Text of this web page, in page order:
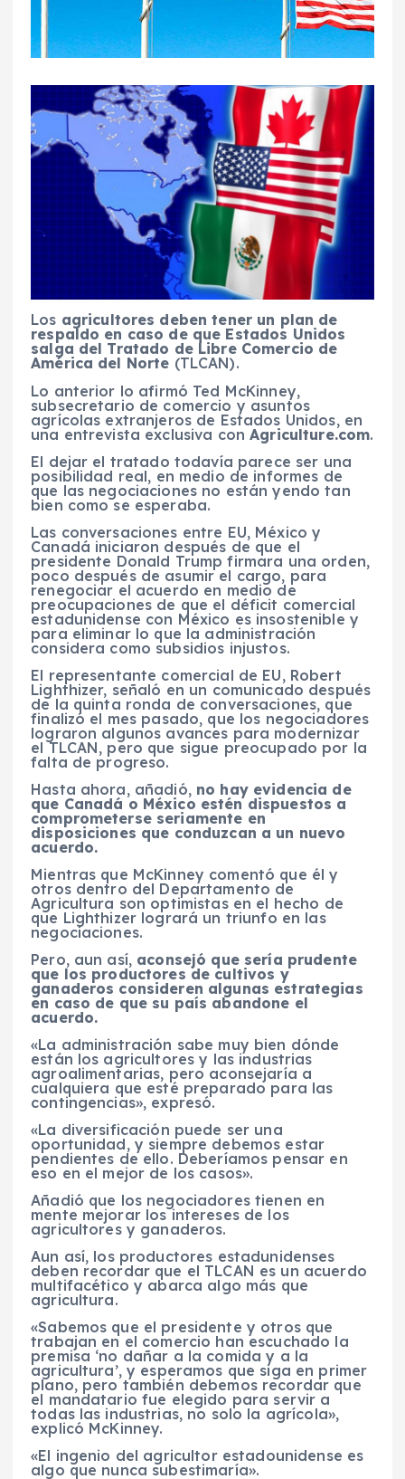
Los agricultores deben tener un plan de
respaldo en caso de que Estados Unidos
salga del Tratado de Libre Comercio de
América del Norte (TLCAN).
Lo anterior lo afirmó Ted McKinney,
subsecretario de comercio y asuntos
agrícolas extranjeros de Estados Unidos, en
una entrevista exclusiva conAgriculture.com.
El dejar el tratado todavía parece ser una
posibilidad real, en medio de informes de
que las negociaciones no están yendo tan
bien como se esperaba.
Las conversaciones entre EU, México y
Canadá iniciaron después de que el
presidente Donald Trump firmara una orden,
poco después de asumir el cargo, para
renegociar el acuerdo en medio de
preocupaciones de que el déficit comercial
estadunidense con México es insostenible y
para eliminar lo que la administración
considera como subsidios injustos.
El representante comercial de EU, Robert
Lighthizer, señaló en un comunicado después
de la quinta ronda de conversaciones, que
finalizó el mes pasado, que los negociadores
lograron algunos avances para modernizar
el TLCAN, pero que sigue preocupado por la
falta de progreso.
Hasta ahora, añadió, no hay evidencia de
que Canadá o México estén dispuestos a
comprometerse seriamente en
disposiciones que conduzcan a un nuevo
acuerdo.
Mientras que McKinney comentó que él y
otros dentro del Departamento de
Agricultura son optimistas en el hecho de
que Lighthizer logrará un triunfo en las
negociaciones.
Pero, aun así, aconsejó que sería prudente
que los productores de cultivos y
ganaderos consideren algunas estrategias
en caso de que su país abandone el
acuerdo.
«La administración sabe muy bien dónde
están los agricultores y las industrias
agroalimentarias, pero aconsejaría a
cualquiera que esté preparado para las
contingencias», expresó.
«La diversificación puede ser una
oportunidad, y siempre debemos estar
pendientes de ello. Deberíamos pensar en
eso en el mejor de los casos».
Añadió que los negociadores tienen en
mente mejorar los intereses de los
agricultores y ganaderos.
Aun así, los productores estadunidenses
deben recordar que el TLCAN es un acuerdo
multifacético y abarca algo más que
agricultura.
«Sabemos que el presidente y otros que
trabajan en el comercio han escuchado la
premisa ‘no dañar a la comida y a la
agricultura’, y esperamos que siga en primer
plano, pero también debemos recordar que
el mandatario fue elegido para servir a
todas las industrias, no solo la agrícola»,
explicó McKinney.
«El ingenio del agricultor estadounidense es
algo que nunca subestimaría».